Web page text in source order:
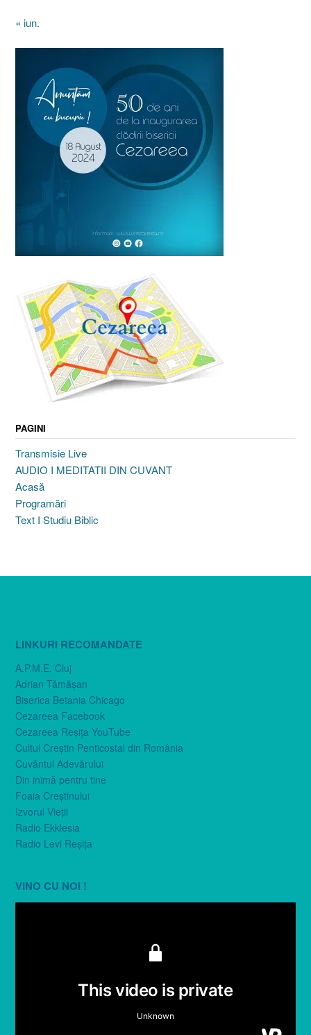
« iun.
PAGINI
Transmisie Live
AUDIO I MEDITATII DIN CUVANT
Acasă
Programări
Text I Studiu Biblic
LINKURI RECOMANDATE
A.P.M.E. Cluj
Adrian Tămăşan
Biserica Betania Chicago
Cezareea Facebook
Cezareea Reşiţa YouTube
Cultul Creştin Penticostal din România
Cuvântul Adevărului
Din inimă pentru tine
Foaia Creştinului
Izvorul Vieţii
Radio Ekklesia
Radio Levi Reşiţa
VINO CU NOI !